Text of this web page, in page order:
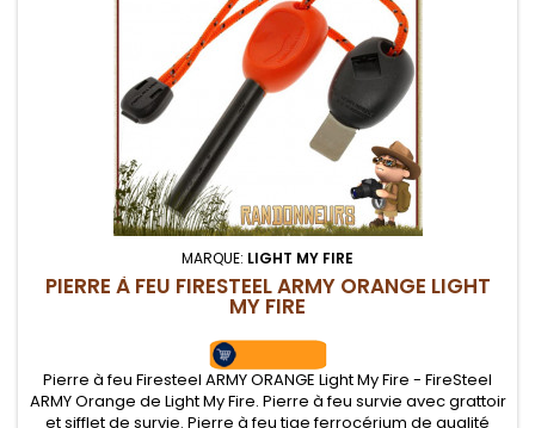
MARQUE: LIGHT MY FIRE
PIERRE À FEU FIRESTEEL ARMY ORANGE LIGHT
MY FIRE
Pierre à feu Firesteel ARMY ORANGE Light My Fire - FireSteel
ARMY Orange de Light My Fire. Pierre à feu survie avec grattoir
et sifflet de survie. Pierre à feu tige ferrocérium de qualité